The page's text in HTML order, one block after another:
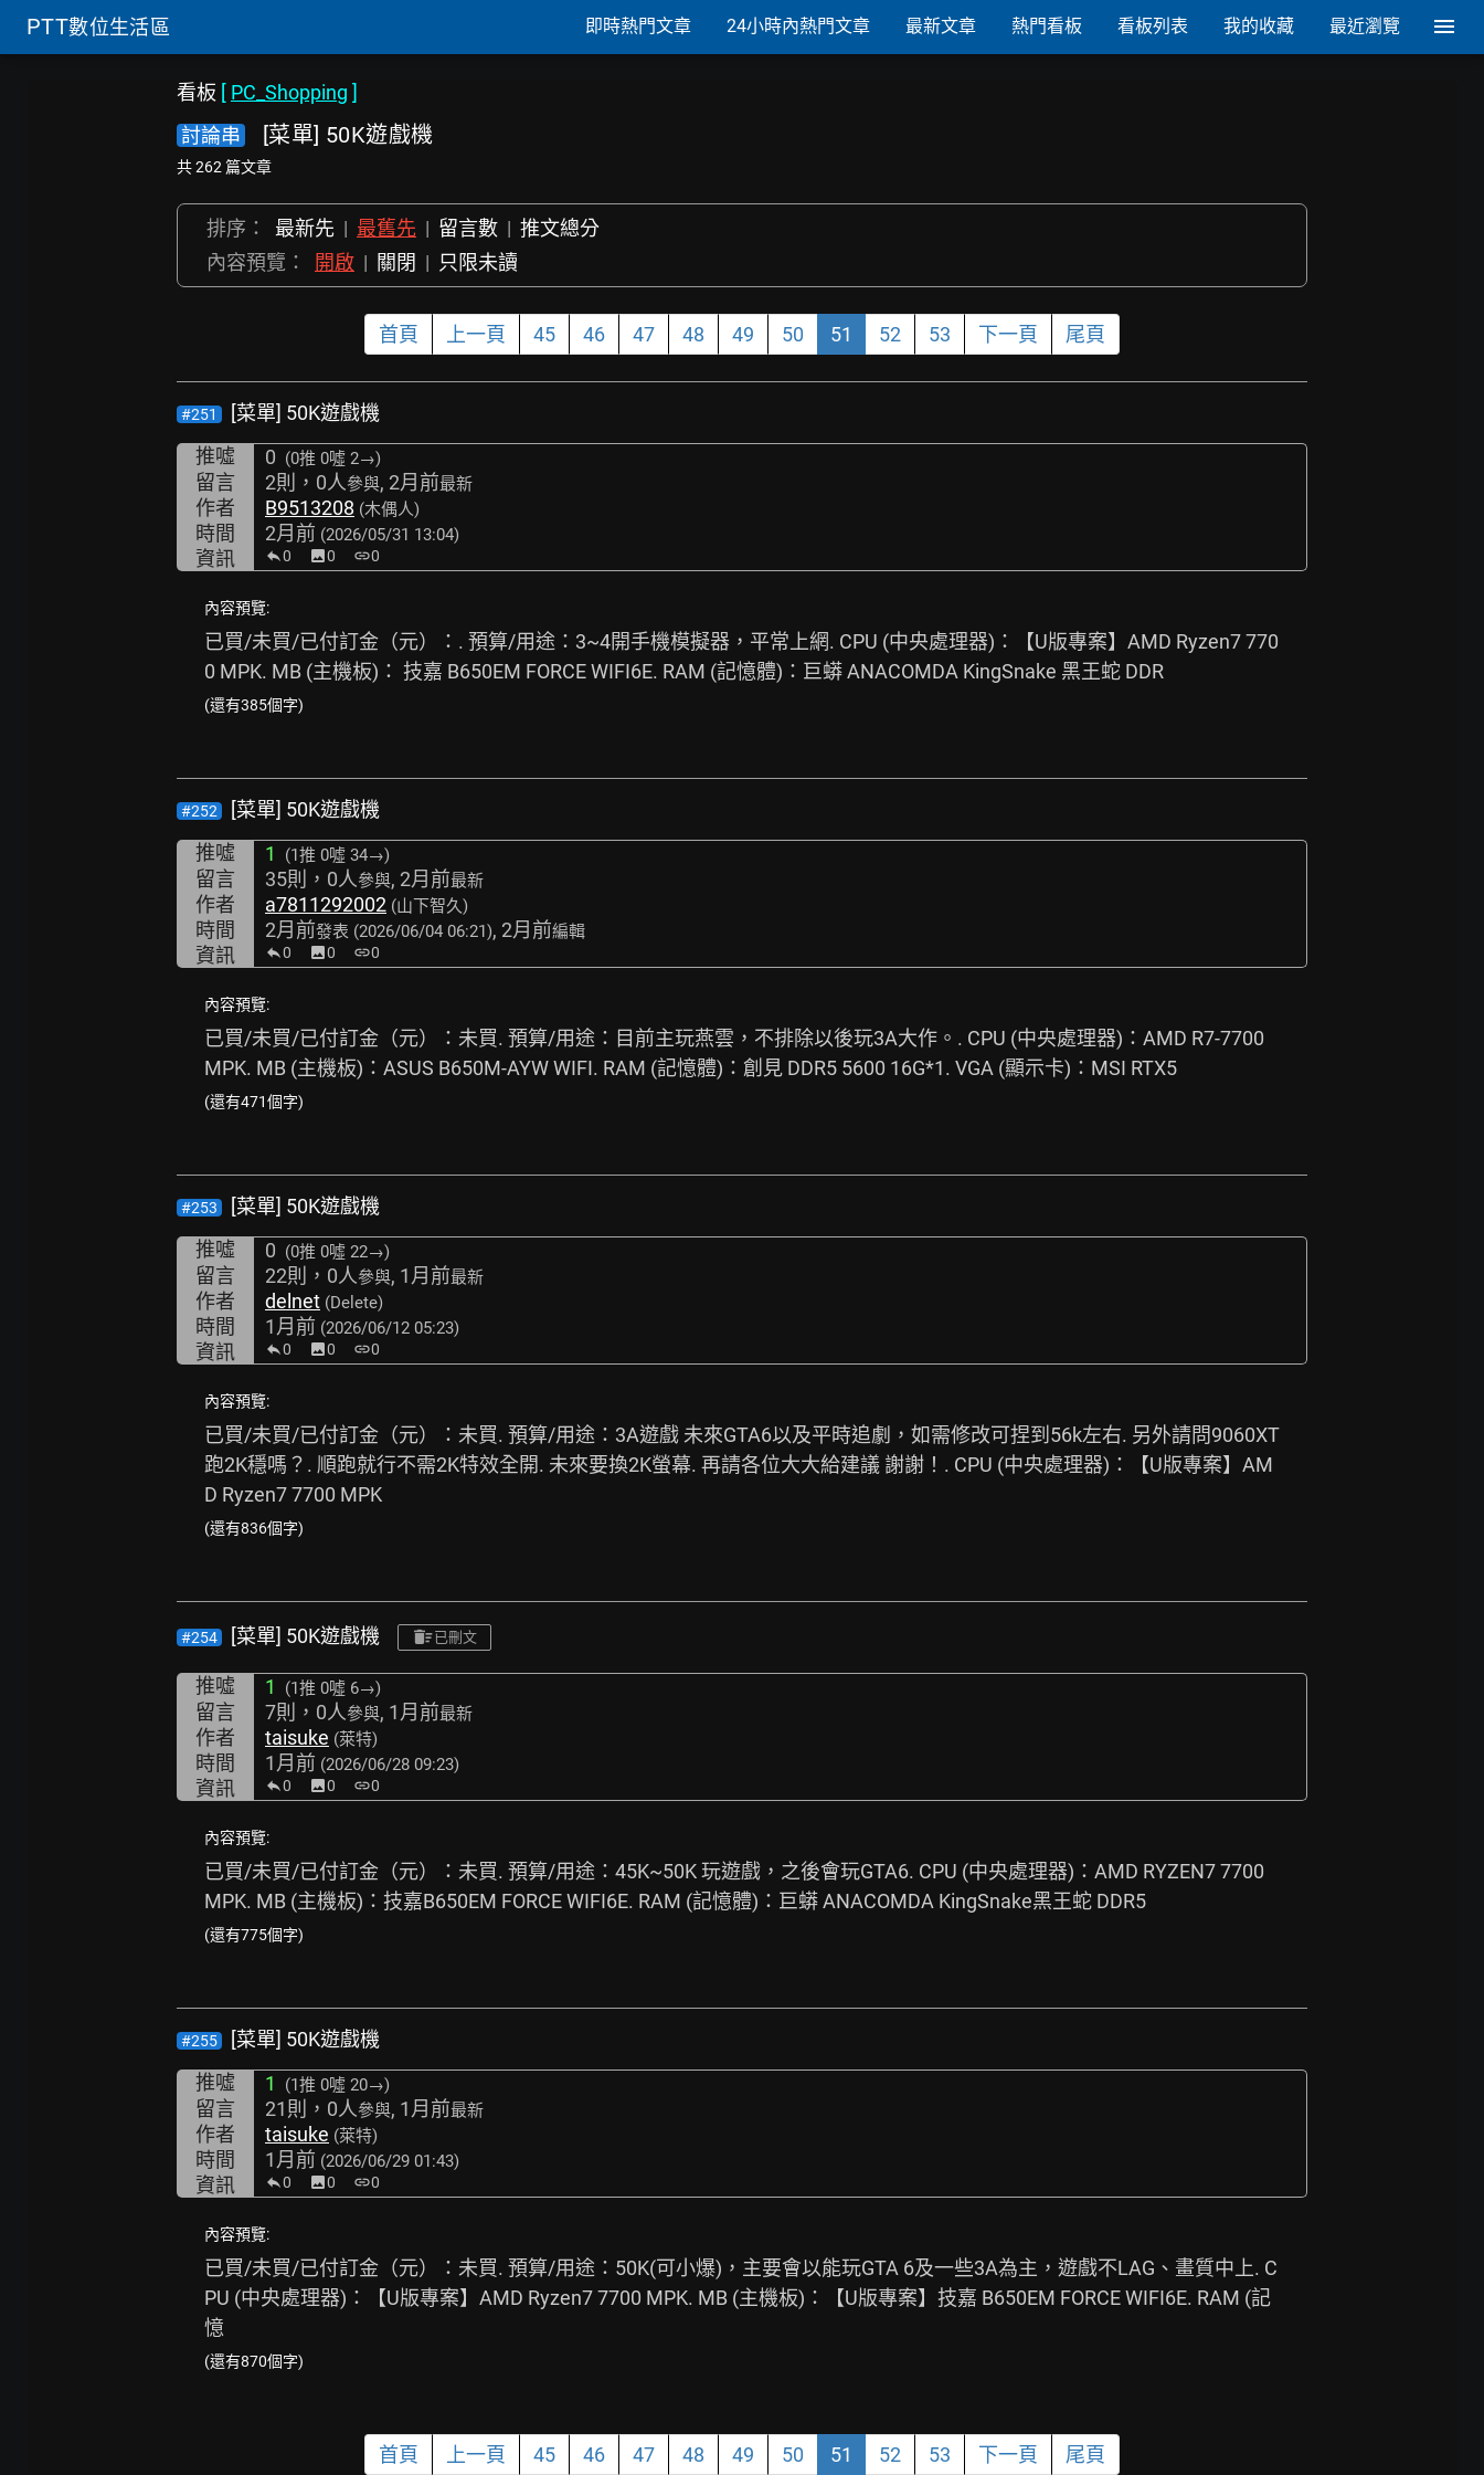
PTT數位生活區 即時熱門文章 24小時內熱門文章 最新文章 熱門看板 看板列表 我的收藏 最近瀏覽
看板 [ PC_Shopping ]
討論串
[菜單] 50K遊戲機
共 262 篇文章
排序： 最新先 | 最舊先 | 留言數 | 推文總分
內容預覽：
開啟 | 關閉 | 只限未讀
首頁 上一頁 45 46 47 48 49 50 51 52 53 下一頁 尾頁
#251
[菜單] 50K遊戲機
推噓
0 (0推 0噓 2→)
留言 2則，0人參與, 2月前最新
作者 B9513208 (木偶人)
時間 2月前 (2026/05/31 13:04)
資訊 0 image0 link0
內容預覽:
已買/未買/已付訂金（元）：. 預算/用途：3~4開手機模擬器，平常上網. CPU (中央處理器)：【U版專案】AMD Ryzen7 770
0 MPK. MB (主機板)： 技嘉 B650EM FORCE WIFI6E. RAM (記憶體)：巨蟒 ANACOMDA KingSnake 黑王蛇 DDR
(還有385個字)
#252
[菜單] 50K遊戲機
推噓
1 (1推 0噓 34→)
留言 35則，0人參與, 2月前最新
作者 a7811292002 (山下智久)
時間 2月前發表 (2026/06/04 06:21), 2月前編輯
資訊 0 image0 link0
內容預覽:
已買/未買/已付訂金（元）：未買. 預算/用途：目前主玩燕雲，不排除以後玩3A大作。. CPU (中央處理器)：AMD R7-7700
MPK. MB (主機板)：ASUS B650M-AYW WIFI. RAM (記憶體)：創見 DDR5 5600 16G*1. VGA (顯示卡)：MSI RTX5
(還有471個字)
#253
[菜單] 50K遊戲機
推噓
0 (0推 0噓 22→)
留言 22則，0人參與, 1月前最新
作者 delnet (Delete)
時間 1月前 (2026/06/12 05:23)
資訊 0 image0 link0
內容預覽:
已買/未買/已付訂金（元）：未買. 預算/用途：3A遊戲 未來GTA6以及平時追劇，如需修改可捏到56k左右. 另外請問9060XT
跑2K穩嗎？. 順跑就行不需2K特效全開. 未來要換2K螢幕. 再請各位大大給建議 謝謝！. CPU (中央處理器)：【U版專案】AM
D Ryzen7 7700 MPK
(還有836個字)
#254 [菜單] 50K遊戲機 已刪文
推噓 1 (1推 0噓 6→)
留言 7則，0人參與, 1月前最新
作者 taisuke (萊特)
時間 1月前 (2026/06/28 09:23)
資訊 0 image0 link0
內容預覽:
已買/未買/已付訂金（元）：未買. 預算/用途：45K~50K 玩遊戲，之後會玩GTA6. CPU (中央處理器)：AMD RYZEN7 7700
MPK. MB (主機板)：技嘉B650EM FORCE WIFI6E. RAM (記憶體)：巨蟒 ANACOMDA KingSnake黑王蛇 DDR5
(還有775個字)
#255
[菜單] 50K遊戲機
推噓
1 (1推 0噓 20→)
留言 21則，0人參與, 1月前最新
作者 taisuke (萊特)
時間 1月前 (2026/06/29 01:43)
資訊 0 image0 link0
內容預覽:
已買/未買/已付訂金（元）：未買. 預算/用途：50K(可小爆)，主要會以能玩GTA 6及一些3A為主，遊戲不LAG、畫質中上. C
PU (中央處理器)：【U版專案】AMD Ryzen7 7700 MPK. MB (主機板)：【U版專案】技嘉 B650EM FORCE WIFI6E. RAM (記
憶
(還有870個字)
首頁 上一頁 45 46 47 48 49 50 51 52 53 下一頁 尾頁